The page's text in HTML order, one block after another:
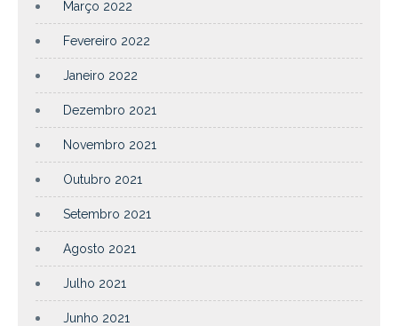
Março 2022
Fevereiro 2022
Janeiro 2022
Dezembro 2021
Novembro 2021
Outubro 2021
Setembro 2021
Agosto 2021
Julho 2021
Junho 2021